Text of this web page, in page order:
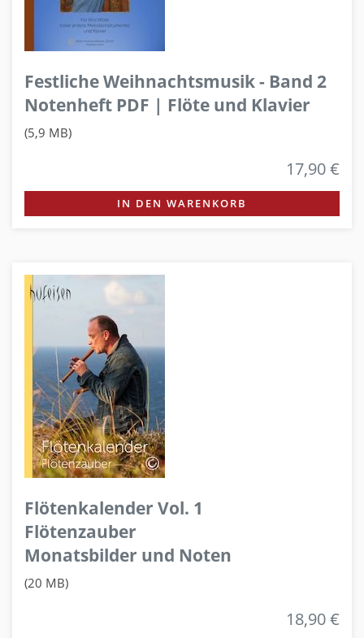
Festliche Weihnachtsmusik - Band 2
Notenheft PDF | Flöte und Klavier
(5,9 MB)
17,90 €
IN DEN WARENKORB
Flötenkalender Vol. 1
Flötenzauber
Monatsbilder und Noten
(20 MB)
18,90 €